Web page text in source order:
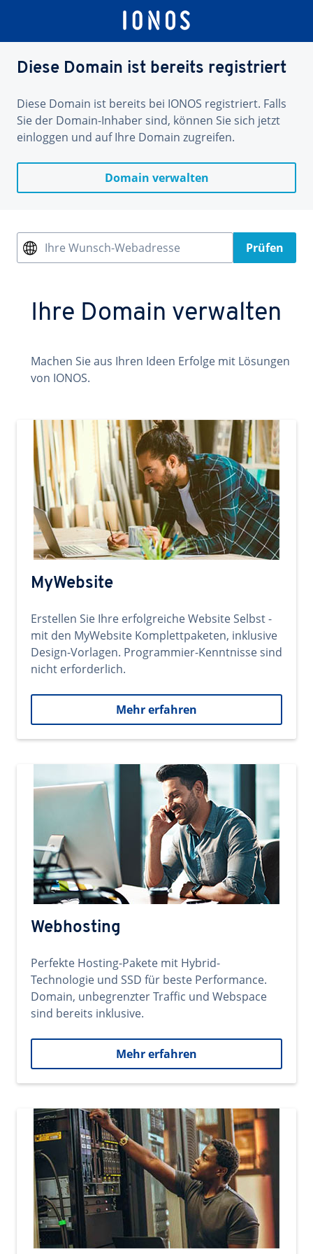
Diese Domain ist bereits registriert
Diese Domain ist bereits bei IONOS registriert. Falls
Sie der Domain-Inhaber sind, können Sie sich jetzt
einloggen und auf Ihre Domain zugreifen.
Domain verwalten
Ihre Wunsch-Webadresse Prüfen
Ihre Domain verwalten
Machen Sie aus Ihren Ideen Erfolge mit Lösungen
von IONOS.
MyWebsite
Erstellen Sie Ihre erfolgreiche Website Selbst -
mit den MyWebsite Komplettpaketen, inklusive
Design-Vorlagen. Programmier-Kenntnisse sind
nicht erforderlich.
Mehr erfahren
Webhosting
Perfekte Hosting-Pakete mit Hybrid-
Technologie und SSD für beste Performance.
Domain, unbegrenzter Traffic und Webspace
sind bereits inklusive.
Mehr erfahren